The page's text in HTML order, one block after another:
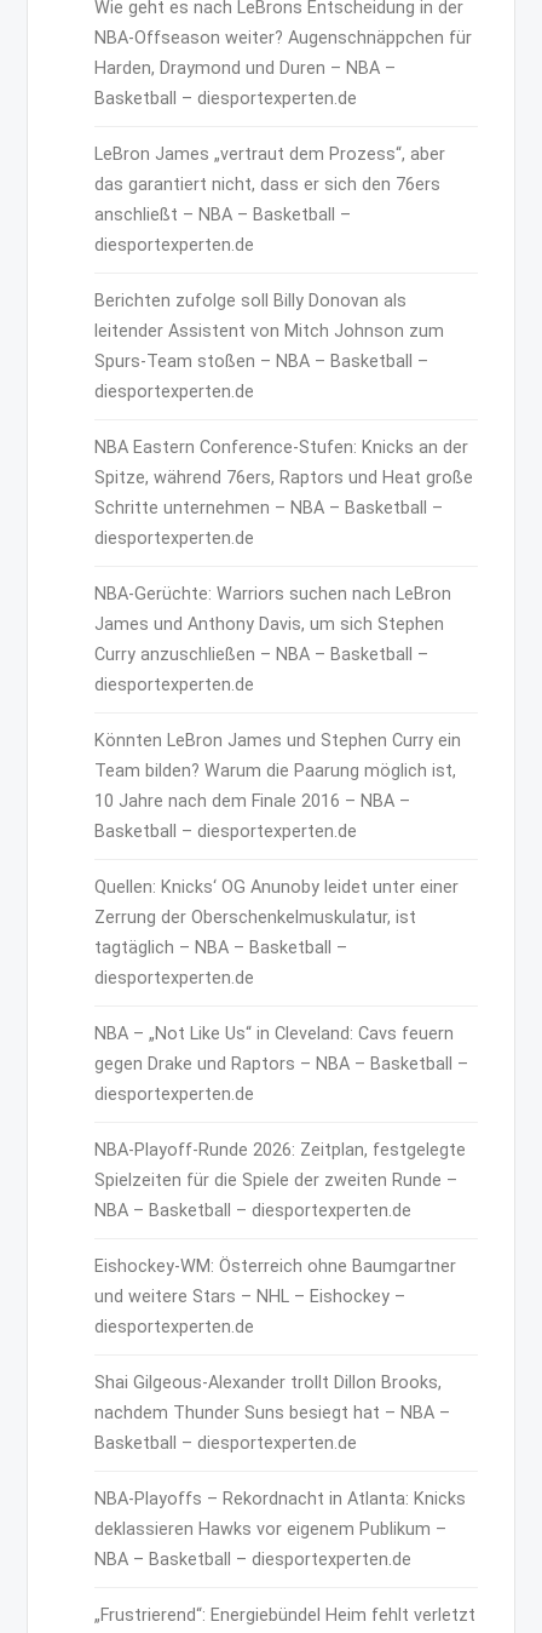
Wie geht es nach LeBrons Entscheidung in der
NBA-Offseason weiter? Augenschnäppchen für
Harden, Draymond und Duren – NBA –
Basketball – diesportexperten.de
LeBron James „vertraut dem Prozess“, aber
das garantiert nicht, dass er sich den 76ers
anschließt – NBA – Basketball –
diesportexperten.de
Berichten zufolge soll Billy Donovan als
leitender Assistent von Mitch Johnson zum
Spurs-Team stoßen – NBA – Basketball –
diesportexperten.de
NBA Eastern Conference-Stufen: Knicks an der
Spitze, während 76ers, Raptors und Heat große
Schritte unternehmen – NBA – Basketball –
diesportexperten.de
NBA-Gerüchte: Warriors suchen nach LeBron
James und Anthony Davis, um sich Stephen
Curry anzuschließen – NBA – Basketball –
diesportexperten.de
Könnten LeBron James und Stephen Curry ein
Team bilden? Warum die Paarung möglich ist,
10 Jahre nach dem Finale 2016 – NBA –
Basketball – diesportexperten.de
Quellen: Knicks‘ OG Anunoby leidet unter einer
Zerrung der Oberschenkelmuskulatur, ist
tagtäglich – NBA – Basketball –
diesportexperten.de
NBA – „Not Like Us“ in Cleveland: Cavs feuern
gegen Drake und Raptors – NBA – Basketball –
diesportexperten.de
NBA-Playoff-Runde 2026: Zeitplan, festgelegte
Spielzeiten für die Spiele der zweiten Runde –
NBA – Basketball – diesportexperten.de
Eishockey-WM: Österreich ohne Baumgartner
und weitere Stars – NHL – Eishockey –
diesportexperten.de
Shai Gilgeous-Alexander trollt Dillon Brooks,
nachdem Thunder Suns besiegt hat – NBA –
Basketball – diesportexperten.de
NBA-Playoffs – Rekordnacht in Atlanta: Knicks
deklassieren Hawks vor eigenem Publikum –
NBA – Basketball – diesportexperten.de
„Frustrierend“: Energiebündel Heim fehlt verletzt